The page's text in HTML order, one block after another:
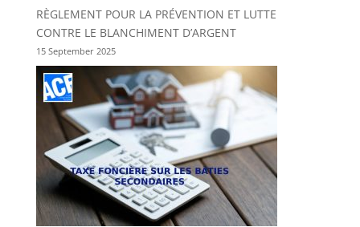
RÈGLEMENT POUR LA PRÉVENTION ET LUTTE
CONTRE LE BLANCHIMENT D’ARGENT
15 September 2025